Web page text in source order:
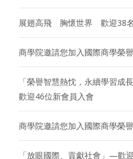
展翅高飛 胸懷世界 歡迎38名
商學院邀請您加入國際商學榮
「榮譽智慧熱忱，永續學習成
歡迎46位新會員入會
商學院邀請您加入國際商學榮
「放眼國際、貢獻社會」—歡